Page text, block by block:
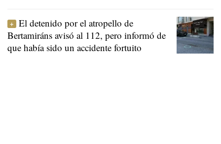
El detenido por el atropello de
Bertamiráns avisó al 112, pero informó de
que había sido un accidente fortuito